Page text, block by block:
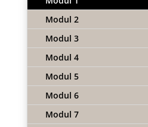
Modul 2
Modul 3
Modul 4
Modul 5
Modul 6
Modul 7